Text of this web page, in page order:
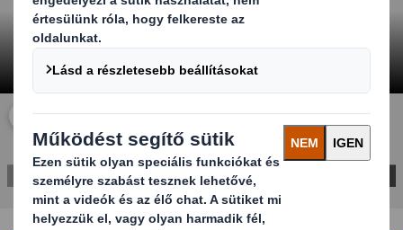
Kattintson ide a videó nagyításához